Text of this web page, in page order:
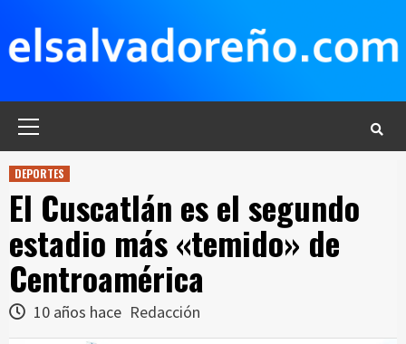
contenido
DEPORTES
El Cuscatlán es el segundo
estadio más «temido» de
Centroamérica
10 años hace Redacción